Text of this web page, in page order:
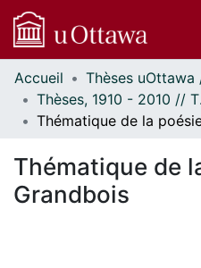
Communautés
et collections
Parcourir
À propos
Accueil
Thématique de
Grandbois